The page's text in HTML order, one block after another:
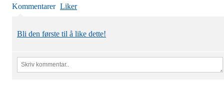
Kommentarer Liker
Bli den første til å like dette!